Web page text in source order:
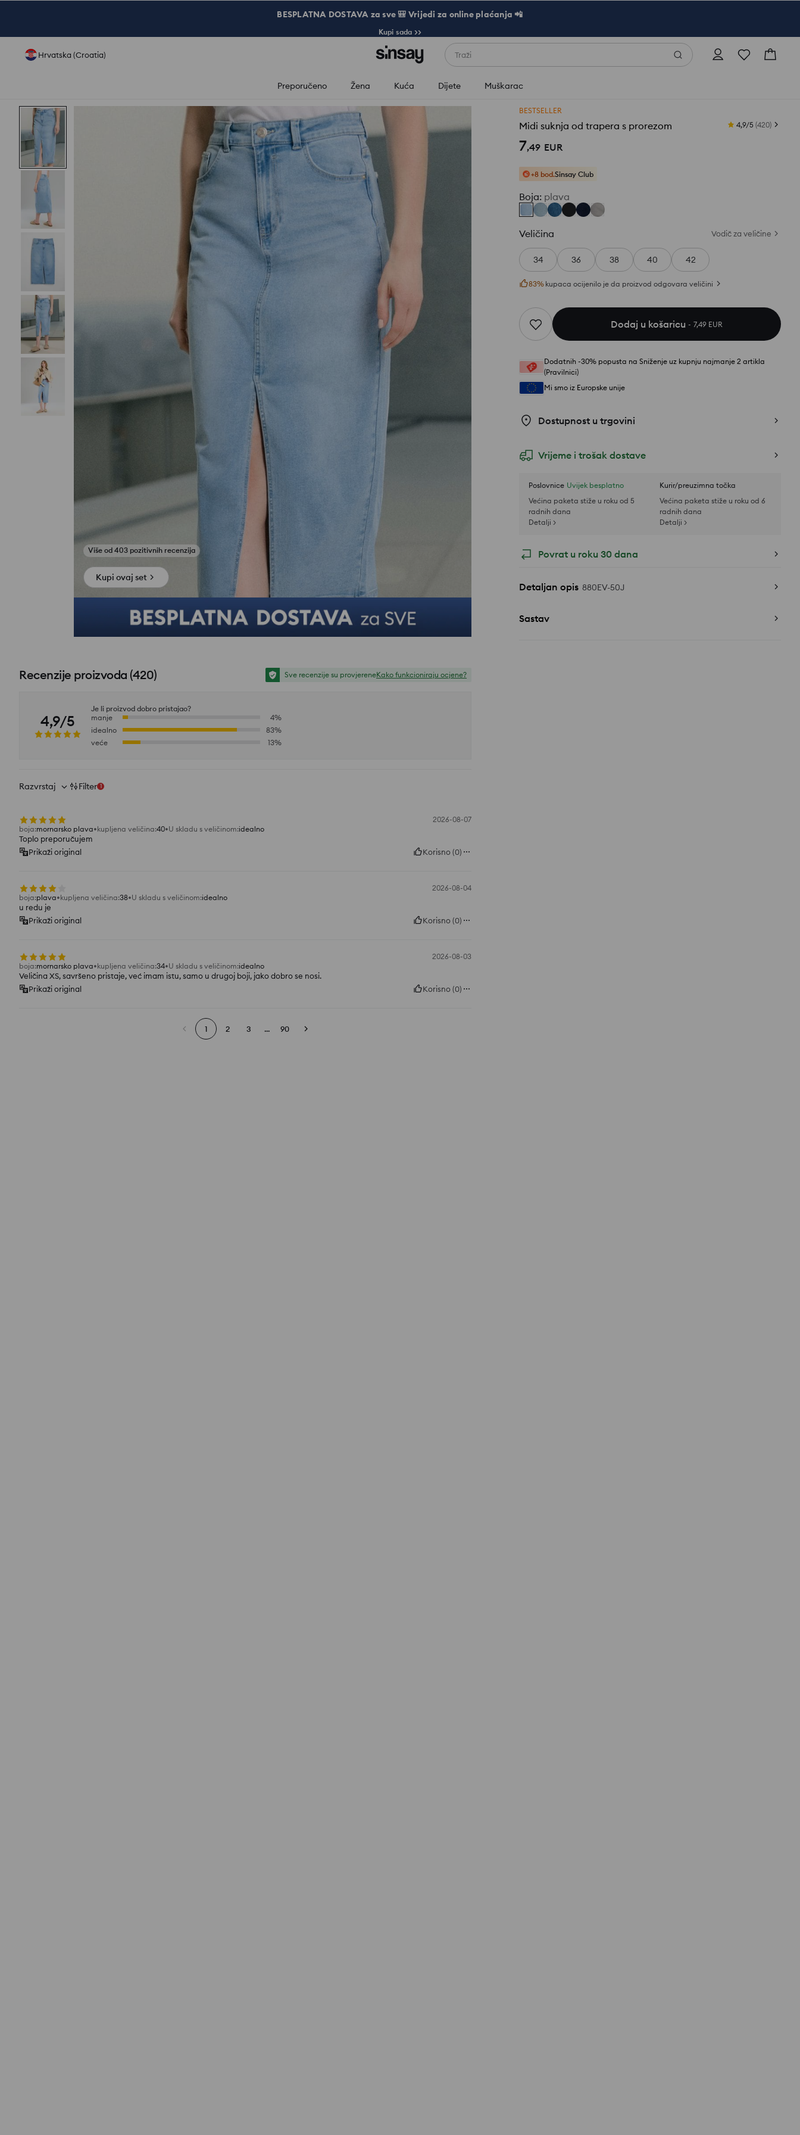
BESPLATNA DOSTAVA za sve 🎒 Vrijedi za online plaćanja 📲
Kupi sada >>
Hrvatska (Croatia) Traži
Preporučeno Žena Kuća Dijete Muškarac
BESTSELLER
Midi suknja od trapera s prorezom 4,9/5 (420)
7,49 EUR
+8 bod.Sinsay Club
Boja: plava
Veličina Vodič za veličine
34 36 38 40 42
83% kupaca ocijenilo je da proizvod odgovara veličini
Dodaj u košaricu 7,49 EUR
Dodatnih -30% popusta na Sniženje uz kupnju najmanje 2 artikla
(Pravilnici)
Mi smo iz Europske unije
Dostupnost u trgovini
Vrijeme i trošak dostave
Poslovnice Uvijek besplatno
Većina paketa stiže u roku od 5
radnih dana
Detalji >
Kurir/preuzimna točka
Većina paketa stiže u roku od 6
radnih dana
Detalji >
Povrat u roku 30 dana
Detaljan opis 880EV-50J
Sastav
Netko je kupio u posljednjem 1 satu
Pogledajte fotografije iz recenzija
Kupi ovaj set
Recenzije proizvoda (420) Sve recenzije su provjereneKako funkcioniraju ocjene?
4,9/5
Je li proizvod dobro pristajao?
manje
4%
idealno
83%
veće
13%
Razvrstaj Filter 1
2026-08-07
boja:mornarsko plava kupljena veličina:40 U skladu s veličinom:idealno
Toplo preporučujem
Prikaži original
Korisno(0)
2026-08-04
boja:plava kupljena veličina:38 U skladu s veličinom:idealno
u redu je
Prikaži original
Korisno(0)
2026-08-03
boja:mornarsko plava kupljena veličina:34 U skladu s veličinom:idealno
Veličina XS, savršeno pristaje, već imam istu, samo u drugoj boji, jako dobro se nosi.
Prikaži original
Korisno(0)
1 2 3 ... 90